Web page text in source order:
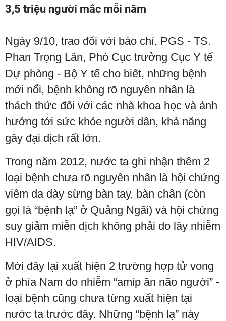
3,5 triệu người mắc mỗi năm
Ngày 9/10, trao đổi với báo chí, PGS - TS.
Phan Trọng Lân, Phó Cục trưởng Cục Y tế
Dự phòng - Bộ Y tế cho biết, những bệnh
mới nổi, bệnh không rõ nguyên nhân là
thách thức đối với các nhà khoa học và ảnh
hưởng tới sức khỏe người dân, khả năng
gây đại dịch rất lớn.
Trong năm 2012, nước ta ghi nhận thêm 2
loại bệnh chưa rõ nguyên nhân là hội chứng
viêm da dày sừng bàn tay, bàn chân (còn
gọi là “bệnh lạ” ở Quảng Ngãi) và hội chứng
suy giảm miễn dịch không phải do lây nhiễm
HIV/AIDS.
Mới đây lại xuất hiện 2 trường hợp tử vong
ở phía Nam do nhiễm “amip ăn não người” -
loại bệnh cũng chưa từng xuất hiện tại
nước ta trước đây. Những “bệnh lạ” này